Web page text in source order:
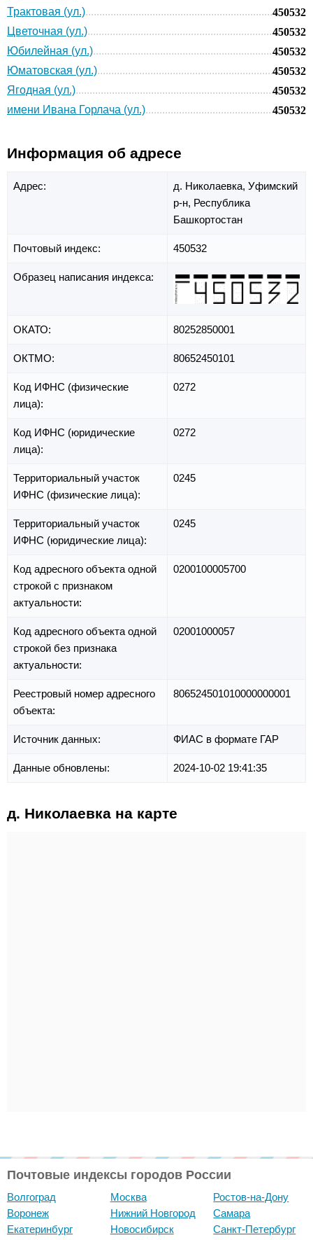
Трактовая (ул.)
450532
Цветочная (ул.)
450532
Юбилейная (ул.)
450532
Юматовская (ул.)
450532
Ягодная (ул.)
450532
имени Ивана Горлача (ул.)
450532
Информация об адресе
Адрес: д. Николаевка, Уфимский
р-н, Республика
Башкортостан
Почтовый индекс: 450532
Образец написания индекса:
ОКАТО: 80252850001
ОКТМО: 80652450101
Код ИФНС (физические
лица):
0272
Код ИФНС (юридические
лица):
0272
Территориальный участок
ИФНС (физические лица):
0245
Территориальный участок
ИФНС (юридические лица):
0245
Код адресного объекта одной
строкой с признаком
актуальности:
0200100005700
Код адресного объекта одной
строкой без признака
актуальности:
02001000057
Реестровый номер адресного
объекта:
806524501010000000001
Источник данных: ФИАС в формате ГАР
Данные обновлены: 2024-10-02 19:41:35
д. Николаевка на карте
Почтовые индексы городов России
Волгоград
Воронеж
Екатеринбург
Москва
Нижний Новгород
Новосибирск
Ростов-на-Дону
Самара
Санкт-Петербург